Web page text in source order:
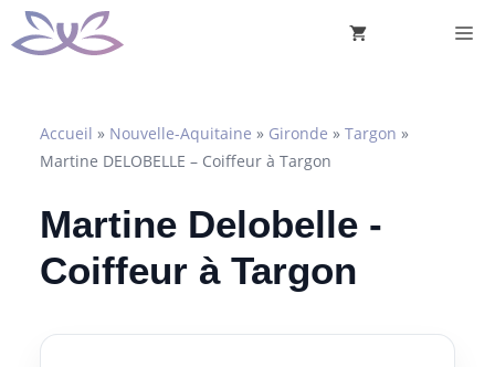
Aller
au
Accueil » Nouvelle-Aquitaine » Gironde » Targon »
Martine DELOBELLE – Coiffeur à Targon
Martine Delobelle -
Coiffeur à Targon